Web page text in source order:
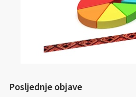
Posljednje objave